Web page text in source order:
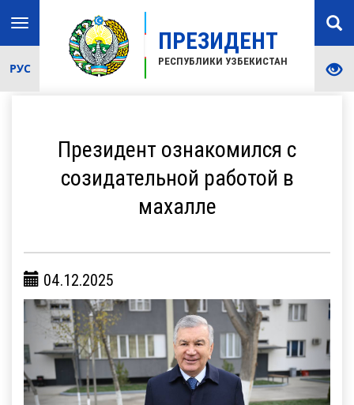
ПРЕЗИДЕНТ
РЕСПУБЛИКИ УЗБЕКИСТАН
Toggle
navigation
РУС
Президент ознакомился с
созидательной работой в
махалле
04.12.2025